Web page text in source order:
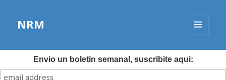
NRM
WIDGETS
Envio un boletin semanal, suscribite aqui: